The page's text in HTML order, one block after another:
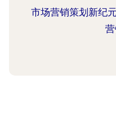
市场营销策划新纪